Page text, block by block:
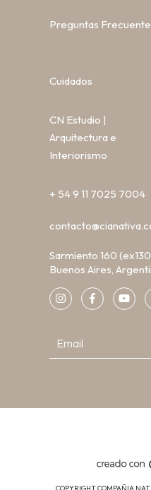
Preguntas
Cuidados
CN Estudio |
Arquitectura e
Interiorismo
+ 54 9 11 7025 7004
Sarmiento 160
Buenos Aires,